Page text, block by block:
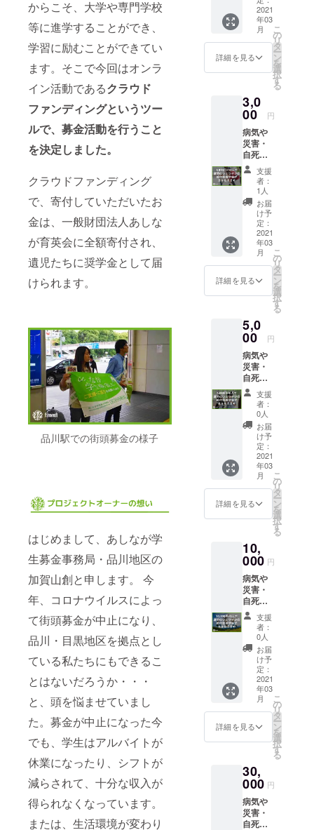
からこそ、大学や専門学校
等に進学することができ、
学習に励むことができてい
ます。そこで今回はオンラ
イン活動であるクラウド
ファンディングというツー
ルで、募金活動を行うこと
を決定しました。
クラウドファンディング
で、寄付していただいたお
金は、一般財団法人あしな
が育英会に全額寄付され、
遺児たちに奨学金として届
けられます。
品川駅での街頭募金の様子
はじめまして、あしなが学
生募金事務局・品川地区の
加賀山創と申します。 今
年、コロナウイルスによっ
て街頭募金が中止になり、
品川・目黒地区を拠点とし
ている私たちにもできるこ
とはないだろうか・・・
と、頭を悩ませていまし
た。募金が中止になった今
でも、学生はアルバイトが
休業になったり、シフトが
減らされて、十分な収入が
得られなくなっています。
または、生活環境が変わり
告書
（PDF
形式）
をメー
ルにて
す。
（2020
年度末
を予
定）
の子ど
も達の
奨学金
として
大切に
使用さ
せてい
ます。
●領収書
を発送
させて
いただ
きま
す。
（2020
年度末
を予
定） ●
活動報
告書
（PDF
形式）
をメー
ルにて
す。
（2020
年度末
を予
定）
2021
年03
月
詳細を見る
こ
の
リ
タ
ー
ン
を
選
択
す
る
3,0
00 円
病気や
災害・
自死で
親を亡
くした
り、親
に障が
いがあ
る家庭
の子ど
も達の
奨学金
として
大切に
使用さ
せてい
ます。
●領収書
を発送
させて
いただ
きま
す。
（2020
年度末
を予
定） ●
活動報
告書
（PDF
形式）
をメー
ルにて
す。
（2020
年度末
を予
定）
支援
者：
1人
お届
け予
定：
2021
年03
月
詳細を見る
こ
の
リ
タ
ー
ン
を
選
択
す
る
5,0
00 円
病気や
災害・
自死で
親を亡
くした
り、親
に障が
いがあ
る家庭
の子ど
も達の
奨学金
として
大切に
使用さ
せてい
ます。
●領収書
を発送
させて
いただ
きま
す。
（2020
年度末
を予
定） ●
活動報
告書
（PDF
形式）
をメー
ルにて
す。
（2020
年度末
を予
定）
支援
者：
0人
お届
け予
定：
2021
年03
月
詳細を見る
こ
の
リ
タ
ー
ン
を
選
択
す
る
10,
000 円
病気や
災害・
自死で
親を亡
くした
り、親
に障が
いがあ
る家庭
の子ど
も達の
奨学金
として
大切に
使用さ
せてい
ます。
●領収書
を発送
させて
いただ
きま
支援
者：
0人
お届
け予
定：
2021
年03
月
詳細を見る
こ
の
リ
タ
ー
ン
を
選
択
す
る
30,
000 円
病気や
災害・
自死で